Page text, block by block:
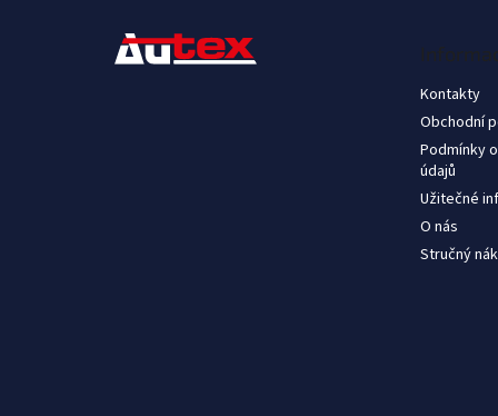
Kontakty
Obchodní
Podmínky
údajů
Užitečné
O nás
Stručný